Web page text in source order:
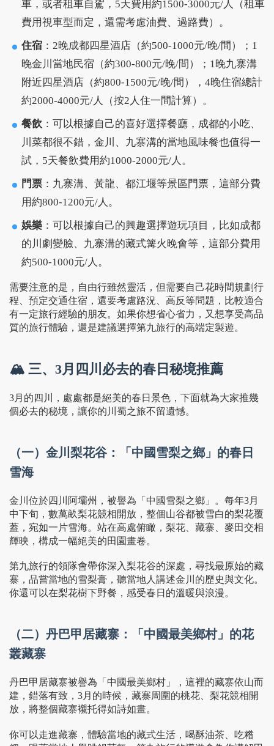
車，或者租車自駕，5天費用約1500-3000元/人（租車
費用視車型而定，還需考慮油費、過路費）。
住宿 ：2晚成都四星酒店（約500-1000元/晚/間）；1
晚金川當地民宿（約300-800元/晚/間）；1晚九寨溝
附近四星酒店（約800-1500元/晚/間），4晚住宿總計
約2000-4000元/人（按2人住一間計算）。
餐飲 ：可以根據自己的喜好選擇餐廳，成都的小吃、
川菜都很不錯，金川、九寨溝的當地風味餐也值得一
試，5天餐飲費用約1000-2000元/人。
門票 ：九寨溝、黃龍、都江堰等景區門票，這部分費
用約800-1200元/人。
娛樂 ：可以根據自己的興趣選擇遊玩項目，比如成都
的川劇變臉、九寨溝的藏式篝火晚會等，這部分費用
約500-1000元/人。
需要注意的是，自由行雖然靈活，但需要自己花時間規劃行
程、預定交通住宿，還要考慮路況、高反等問題，比較適合
有一定旅行經驗的朋友。如果你想省心省力，又想享受高品
質的旅行體驗，還是建議選擇第九旅行的高端定製遊。
🏔️ 三、3月四川必去的春日秘境推薦
3月的四川，處處都是絕美的春日景色，下面就為大家推幾
個必去的秘境，讓你的川蜀之旅不留遺憾。
（一）金川梨花谷：「中國雪梨之鄉」的春日
雪海
金川位於四川阿壩州，被譽為「中國雪梨之鄉」。每年3月
中下旬，數萬畝梨花競相開放，整個山谷都被雪白的梨花覆
蓋，宛如一片雪海。站在高處俯瞰，梨花、藏寨、麥田交相
輝映，構成一幅絕美的田園畫卷。
第九旅行的領隊會帶你深入梨花谷的深處，尋找最原始的藏
寨，品嘗當地的雪梨膏，聽當地人講述金川的歷史與文化。
你還可以在梨花樹下野餐，感受春日的溫暖與浪漫。
（二）丹巴甲居藏寨：「中國最美鄉村」的花
叢藏寨
丹巴甲居藏寨被譽為「中國最美鄉村」，這裡的藏寨依山而
建，錯落有致，3月的時候，藏寨周圍的桃花、梨花競相開
放，將整個藏寨襯托得如詩如畫。
你可以走進藏寨，體驗當地的藏式生活，喝酥油茶、吃糌